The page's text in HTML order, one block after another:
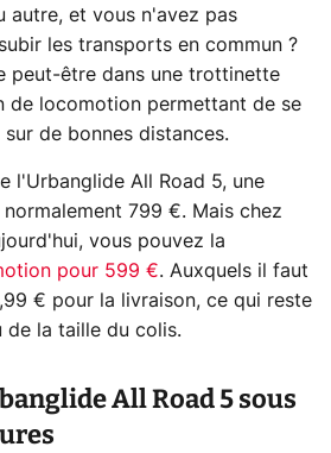
autre, et vous n'avez pas
les transports en commun ?
peut-être dans une trottinette
de locomotion permettant de se
de bonnes distances.
l'Urbanglide All Road 5, une
799 €. Mais chez
vous pouvez la
pour 599 €. Auxquels il faut
€ pour la livraison, ce qui reste
la taille du colis.
All Road 5 sous